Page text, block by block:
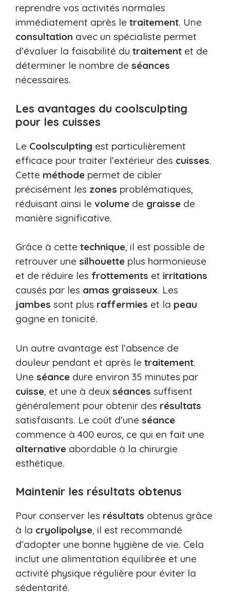
reprendre vos activités normales
immédiatement après le traitement. Une
consultation avec un spécialiste permet
d’évaluer la faisabilité du traitement et de
déterminer le nombre de séances
nécessaires.
Les avantages du coolsculpting
pour les cuisses
Le Coolsculpting est particulièrement
efficace pour traiter l’extérieur des cuisses.
Cette méthode permet de cibler
précisément les zones problématiques,
réduisant ainsi le volume de graisse de
manière significative.
Grâce à cette technique, il est possible de
retrouver une silhouette plus harmonieuse
et de réduire les frottements et irritations
causés par les amas graisseux. Les
jambes sont plus raffermies et la peau
gagne en tonicité.
Un autre avantage est l’absence de
douleur pendant et après le traitement.
Une séance dure environ 35 minutes par
cuisse, et une à deux séances suffisent
généralement pour obtenir des résultats
satisfaisants. Le coût d’une séance
commence à 400 euros, ce qui en fait une
alternative abordable à la chirurgie
esthétique.
Maintenir les résultats obtenus
Pour conserver les résultats obtenus grâce
à la cryolipolyse, il est recommandé
d’adopter une bonne hygiène de vie. Cela
inclut une alimentation équilibrée et une
activité physique régulière pour éviter la
sédentarité.